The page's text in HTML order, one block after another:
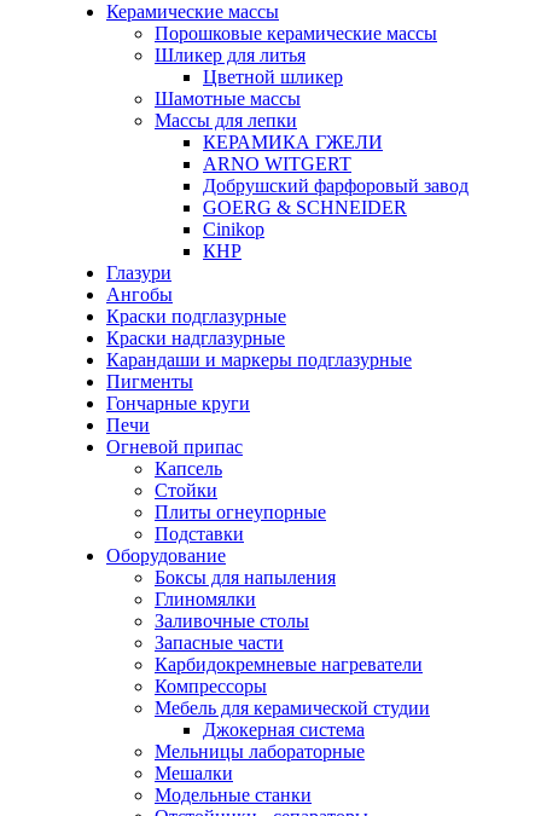
Керамические массы
Порошковые керамические массы
Шликер для литья
Цветной шликер
Шамотные массы
Массы для лепки
КЕРАМИКА ГЖЕЛИ
ARNO WITGERT
Добрушский фарфоровый завод
GOERG & SCHNEIDER
Cinikop
КНР
Глазури
Ангобы
Краски подглазурные
Краски надглазурные
Карандаши и маркеры подглазурные
Пигменты
Гончарные круги
Печи
Огневой припас
Капсель
Стойки
Плиты огнеупорные
Подставки
Оборудование
Боксы для напыления
Глиномялки
Заливочные столы
Запасные части
Карбидокремневые нагреватели
Компрессоры
Мебель для керамической студии
Джокерная система
Мельницы лабораторные
Мешалки
Модельные станки